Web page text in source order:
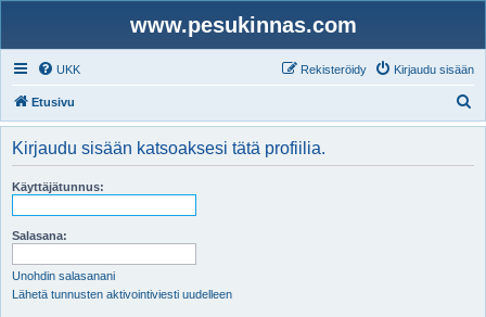
www.pesukinnas.com
UKK Kirjaudu sisään
Rekisteröidy
Etusivu
t
Kirjaudu sisään katsoaksesi tätä profiilia.
Käyttäjätunnus:
Salasana:
Unohdin salasanani
Lähetä tunnusten aktivointiviesti uudelleen